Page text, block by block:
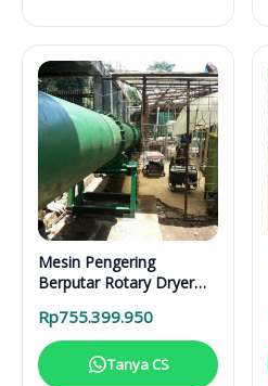
Mesin Pengering
Berputar Rotary Dryer
Rp755.399.950
Tanya CS